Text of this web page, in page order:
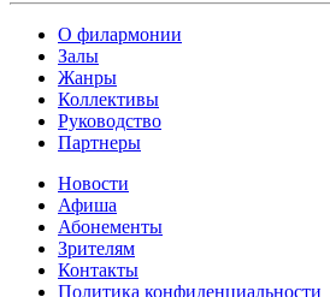
О филармонии
Залы
Жанры
Коллективы
Руководство
Партнеры
Новости
Афиша
Абонементы
Зрителям
Контакты
Политика конфиденциальности